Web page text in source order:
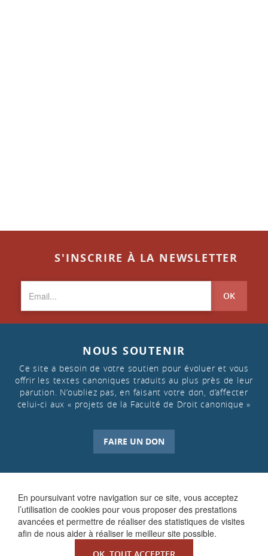
En poursuivant votre navigation sur ce site, vous acceptez
l’utilisation de cookies pour vous proposer des prestations
avancées et permettre de réaliser des statistiques de visites
afin de nous aider à réaliser le meilleur site possible.
S'INSCRIRE À LA NEWSLETTER
OK
NOUS SOUTENIR
Ce site a besoin de votre soutien pour évoluer et vous
offrir les textes canoniques traduits au plus près de leur
parution. N’oubliez pas, en faisant votre don, d’affecter
celui-ci aux « projets de la Faculté de Droit canonique »
FAIRE UN DON